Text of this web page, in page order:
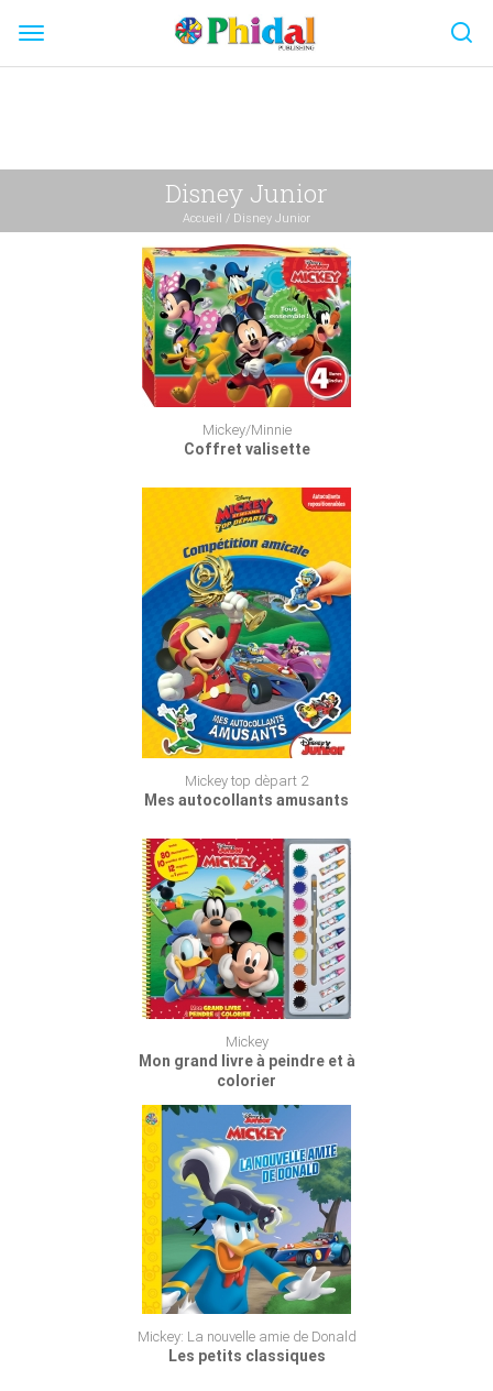
Disney Junior
Accueil / Disney Junior
Mickey/Minnie
Coffret valisette
Mickey top dèpart 2
Mes autocollants amusants
Mickey
Mon grand livre à peindre et à
colorier
Mickey: La nouvelle amie de Donald
Les petits classiques